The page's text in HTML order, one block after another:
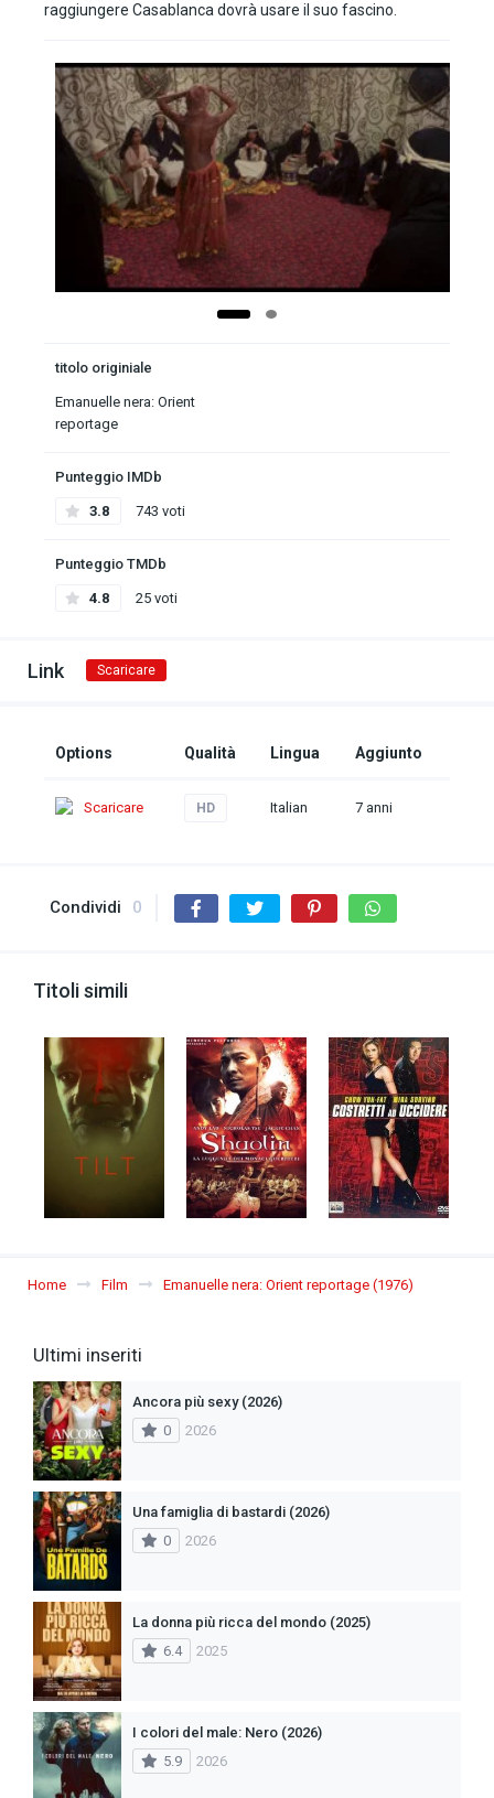
raggiungere Casablanca dovrà usare il suo fascino.
titolo originiale
Emanuelle nera: Orient
reportage
Punteggio IMDb
3.8 743 voti
Punteggio TMDb
4.8 25 voti
Link Scaricare
Options Qualità Lingua Aggiunto
Scaricare HD Italian 7 anni
Condividi 0
Titoli simili
Home Film Emanuelle nera: Orient reportage (1976)
Ultimi inseriti
Ancora più sexy (2026)
0
2026
Una famiglia di bastardi (2026)
0
2026
La donna più ricca del mondo (2025)
6.4
2025
I colori del male: Nero (2026)
5.9
2026